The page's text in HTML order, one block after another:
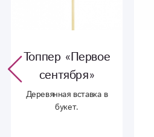
Топпер «Первое
сентября»
Деревянная вставка в
букет.